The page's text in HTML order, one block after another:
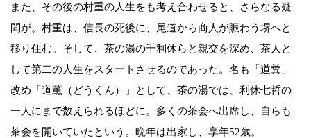
また、その後の村重の人生をも考え合わせると、さらなる疑
問が。村重は、信長の死後に、尾道から商人が賑わう堺へと
移り住む。そして、茶の湯の千利休らと親交を深め、茶人と
して第二の人生をスタートさせるのであった。名も「道糞」
改め「道薫（どうくん）」として、茶の湯では、利休七哲の
一人にまで数えられるほどに。多くの茶会へ出席し、自らも
茶会を開いていたという。晩年は出家し、享年52歳。